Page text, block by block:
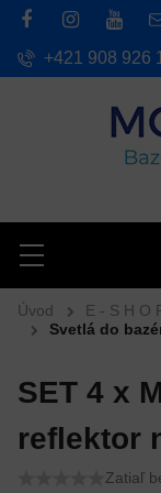
Hľadať
Menu
+421 908 926
Úvod E - S H O
Svetlá do
SET 4 x
reflektor
Zatiaľ